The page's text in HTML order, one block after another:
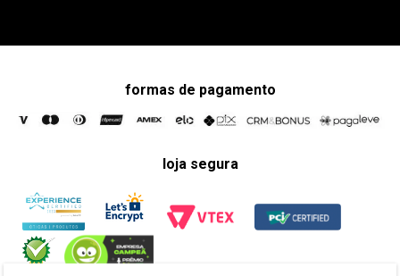
formas de pagamento
loja segura